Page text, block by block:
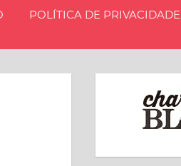
POLÍTICA DE PRIVACIDADE